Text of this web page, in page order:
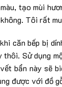
tạo mùi
Tôi rất
căn bếp bị
thôi. Sử dụng
bẩn này sẽ
được với đồ